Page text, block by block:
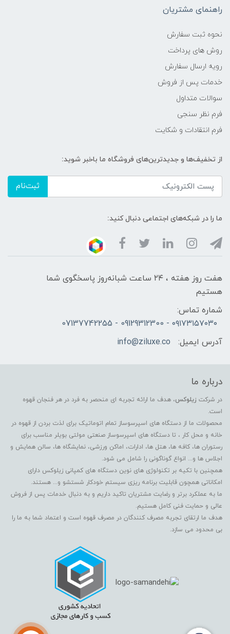
راهنمای مشتریان
نحوه ثبت سفارش
روش های پرداخت
رویه ارسال سفارش
خدمات پس از فروش
سوالات متداول
فرم نظر سنجی
فرم انتقادات و شکایت
از تخفیف‌ها و جدیدترین‌های فروشگاه ما باخبر شوید:
ثبت‌نام
ما را در شبکه‌های اجتماعی دنبال کنید:
هفت روز هفته ، ۲۴ ساعت شبانه‌روز پاسخگوی شما
هستیم
شماره تماس:
۰۹۱۷۳۱۵۷۰۳۰ - 09129312300 - 07137742255
آدرس ایمیل:
info@ziluxe.co
درباره ما
در شرکت زیلوکس، هدف ما ارائه تجربه ای منحصر به فرد در هر فنجان قهوه
است.
محصولات ما از دستگاه های اسپرسوساز تمام اتوماتیک برای لذت بردن از قهوه در
خانه و محل کار ، تا دستگاه های اسپرسوساز صنعتی مولتی بویلر مناسب برای
رستوران ها، کافه ها، هتل ها، ادارات، اماکن ورزشی، نمایشگاه ها، سالن همایش و
اجلاس ها و... انواع گوناگونی را شامل می شود.
همچنین با تکیه بر تکنولوژی های نوین دستگاه های کمپانی زیلوکس دارای
امکاناتی همچون قابلیت برنامه ریزی سیستم خودکار شستشو و... هستند.
ما به عملکرد برتر و رضایت مشتریان تاکید داریم و به دنبال خدمات پس از فروش
عالی و حمایت فنی کامل هستیم.
هدف ما ارتقای تجربه مصرف کنندگان در مصرف قهوه است و اعتماد شما به ما را
بی محدود می سازد.